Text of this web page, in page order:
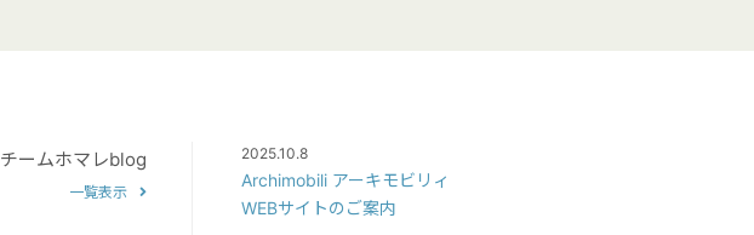
チームホマレblog
一覧表示
2025.10.8
Archimobili アーキモビリィ
WEBサイトのご案内